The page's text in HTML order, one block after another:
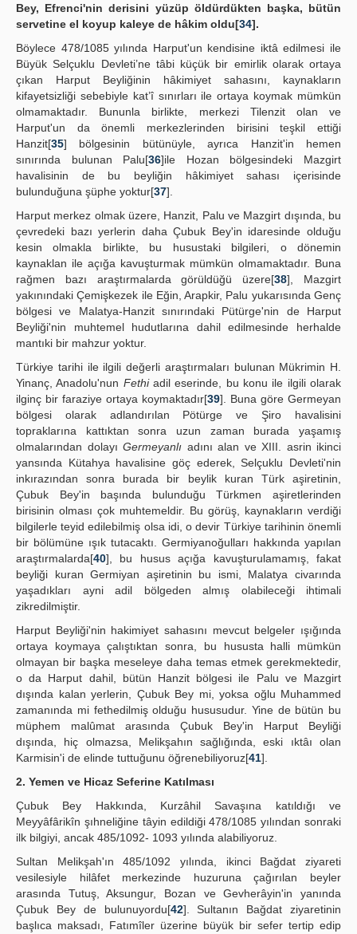
Bey, Efrenci'nin derisini yüzüp öldürdükten başka, bütün
servetine el koyup kaleye de hâkim oldu[34].
Böylece 478/1085 yılında Harput'un kendisine iktâ edilmesi ile
Büyük Selçuklu Devleti’ne tâbi küçük bir emirlik olarak ortaya
çıkan Harput Beyliğinin hâkimiyet sahasını, kaynakların
kifayetsizliği sebebiyle kat’î sınırları ile ortaya koymak mümkün
olmamaktadır. Bununla birlikte, merkezi Tilenzit olan ve
Harput'un da önemli merkezlerinden birisini teşkil ettiği
Hanzit[35] bölgesinin bütünüyle, ayrıca Hanzit'in hemen
sınırında bulunan Palu[36]ile Hozan bölgesindeki Mazgirt
havalisinin de bu beyliğin hâkimiyet sahası içerisinde
bulunduğuna şüphe yoktur[37].
Harput merkez olmak üzere, Hanzit, Palu ve Mazgirt dışında, bu
çevredeki bazı yerlerin daha Çubuk Bey'in idaresinde olduğu
kesin olmakla birlikte, bu husustaki bilgileri, o dönemin
kaynaklan ile açığa kavuşturmak mümkün olmamaktadır. Buna
rağmen bazı araştırmalarda görüldüğü üzere[38], Mazgirt
yakınındaki Çemişkezek ile Eğin, Arapkir, Palu yukarısında Genç
bölgesi ve Malatya-Hanzit sınırındaki Pütürge'nin de Harput
Beyliği'nin muhtemel hudutlarına dahil edilmesinde herhalde
mantıki bir mahzur yoktur.
Türkiye tarihi ile ilgili değerli araştırmaları bulunan Mükrimin H.
Yinanç, Anadolu'nun Fethiadil eserinde, bu konu ile ilgili olarak
ilginç bir faraziye ortaya koymaktadır[39]. Buna göre Germeyan
bölgesi olarak adlandırılan Pötürge ve Şiro havalisini
topraklarına kattıktan sonra uzun zaman burada yaşamış
olmalarından dolayı Germeyanlı adını alan ve XIII. asrin ikinci
yansında Kütahya havalisine göç ederek, Selçuklu Devleti'nin
inkırazından sonra burada bir beylik kuran Türk aşiretinin,
Çubuk Bey'in başında bulunduğu Türkmen aşiretlerinden
birisinin olması çok muhtemeldir. Bu görüş, kaynakların verdiği
bilgilerle teyid edilebilmiş olsa idi, o devir Türkiye tarihinin önemli
bir bölümüne ışık tutacaktı. Germiyanoğulları hakkında yapılan
araştırmalarda[40], bu husus açığa kavuşturulamamış, fakat
beyliği kuran Germiyan aşiretinin bu ismi, Malatya civarında
yaşadıkları ayni adil bölgeden almış olabileceği ihtimali
zikredilmiştir.
Harput Beyliği'nin hakimiyet sahasını mevcut belgeler ışığında
ortaya koymaya çalıştıktan sonra, bu hususta halli mümkün
olmayan bir başka meseleye daha temas etmek gerekmektedir,
o da Harput dahil, bütün Hanzit bölgesi ile Palu ve Mazgirt
dışında kalan yerlerin, Çubuk Bey mi, yoksa oğlu Muhammed
zamanında mi fethedilmiş olduğu hususudur. Yine de bütün bu
müphem malûmat arasında Çubuk Bey'in Harput Beyliği
dışında, hiç olmazsa, Melikşahın sağlığında, eski ıktâı olan
Karmisin'i de elinde tuttuğunu öğrenebiliyoruz[41].
2. Yemen ve Hicaz Seferine Katılması
Çubuk Bey Hakkında, Kurzâhil Savaşına katıldığı ve
Meyyâfârikîn şıhneliğine tâyin edildiği 478/1085 yılından sonraki
ilk bilgiyi, ancak 485/1092- 1093 yılında alabiliyoruz.
Sultan Melikşah'ın 485/1092 yılında, ikinci Bağdat ziyareti
vesilesiyle hilâfet merkezinde huzuruna çağırılan beyler
arasında Tutuş, Aksungur, Bozan ve Gevherâyin'in yanında
Çubuk Bey de bulunuyordu[42]. Sultanın Bağdat ziyaretinin
başlıca maksadı, Fatımîler üzerine büyük bir sefer tertip edip